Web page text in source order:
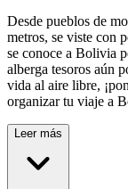
Desde pueblos de
metros, se viste con
se conoce a Bolivia
alberga tesoros aún
vida al aire libre,
organizar tu viaje a
Leer más